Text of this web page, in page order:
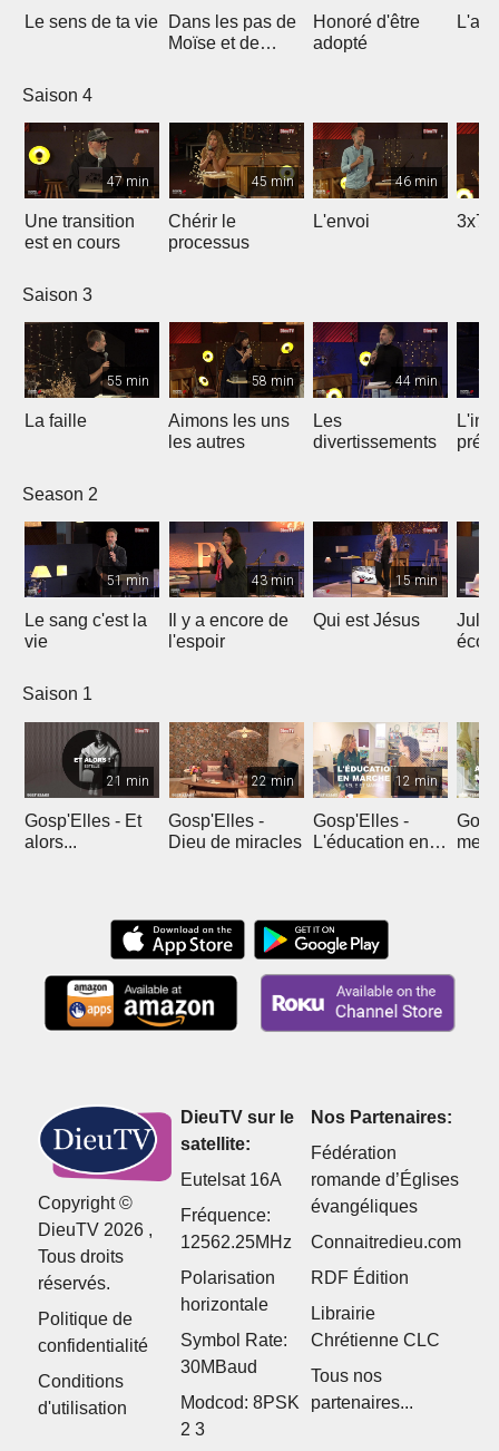
Le sens de ta vie
Dans les pas de
Moïse et de
Honoré d'être
adopté
Saison 4
47 min
Une transition
est en cours
45 min
Chérir le
processus
46 min
L'envoi 3x7
Saison 3
55 min
La faille
58 min
Aimons les uns
les autres
44 min
Les
divertissements
Season 2
51 min
Le sang c'est la
vie
43 min
Il y a encore de
l'espoir
15 min
Qui est Jésus
Saison 1
21 min
Gosp'Elles - Et
alors...
22 min
Gosp'Elles -
Dieu de miracles
12 min
Gosp'Elles -
L'éducation en
mes
Copyright ©
DieuTV 2026 ,
Tous droits
réservés.
Politique de
confidentialité
Conditions
d'utilisation
DieuTV sur le
satellite:
Eutelsat 16A
Fréquence:
12562.25MHz
Polarisation
horizontale
Symbol Rate:
30MBaud
Modcod: 8PSK
2 3
Nos Partenaires:
Fédération
romande d’Églises
évangéliques
Connaitredieu.com
RDF Édition
Librairie
Chrétienne CLC
Tous nos
partenaires...